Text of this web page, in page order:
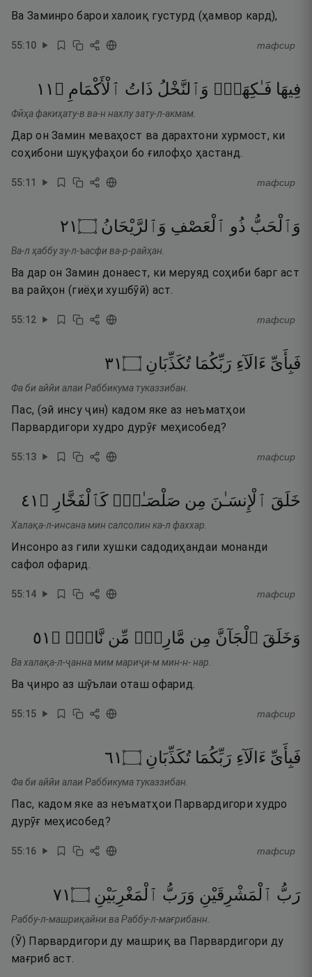
Ва Заминро барои халоиқ густурд (ҳамвор кард),
55:10 тафсир
فِيهَا فَـٰكِهَةٌۭ وَٱلنَّخْلُ ذَاتُ ٱلْأَكْمَامِ ۝ ١١
Фӣҳа факиҳату-в ва-н нахлу зату-л-акмам.
Дар он Замин меваҳост ва дарахтони хурмост, ки
соҳибони шуқуфаҳои бо ғилофҳо ҳастанд.
55:11 тафсир
وَٱلْحَبُّ ذُو ٱلْعَصْفِ وَٱلرَّيْحَانُ ۝١٢
Ва-л ҳаббу зу-л-ъасфи ва-р-райҳан.
Ва дар он Замин донаест, ки меруяд соҳиби барг аст
ва райҳон (гиёҳи хушбӯй) аст.
55:12 тафсир
فَبِأَىِّ ءَالَآءِ رَبِّكُمَا تُكَذِّبَانِ ۝١٣
Фа би аййи алаи Раббикума туказзибан.
Пас, (эй инсу ҷин) кадом яке аз неъматҳои
Парвардигори худро дурӯғ меҳисобед?
55:13 тафсир
خَلَقَ ٱلْإِنسَـٰنَ مِن صَلْصَـٰلٍۢ كَٱلْفَخَّارِ ۝ ١٤
Халақа-л-инсана мин салсолин ка-л фаххар.
Инсонро аз гили хушки садодиҳандаи монанди
сафол офарид.
55:14 тафсир
وَخَلَقَ ٱلْجَآنَّ مِن مَّارِجٍۢ مِّن نَّارٍۢ ۝ ١٥
Ва халақа-л-ҷанна мим мариҷи-м мин-н- нар.
Ва ҷинро аз шӯълаи оташ офарид.
55:15 тафсир
فَبِأَىِّ ءَالَآءِ رَبِّكُمَا تُكَذِّبَانِ ۝١٦
Фа би аййи алаи Раббикума туказзибан.
Пас, кадом яке аз неъматҳои Парвардигори худро
дурӯғ меҳисобед?
55:16 тафсир
رَبُّ ٱلْمَشْرِقَيْنِ وَرَبُّ ٱلْمَغْرِبَيْنِ ۝١٧
Раббу-л-машриқайни ва Раббу-л-мағрибанн.
(Ӯ) Парвардигори ду машриқ ва Парвардигори ду
мағриб аст.